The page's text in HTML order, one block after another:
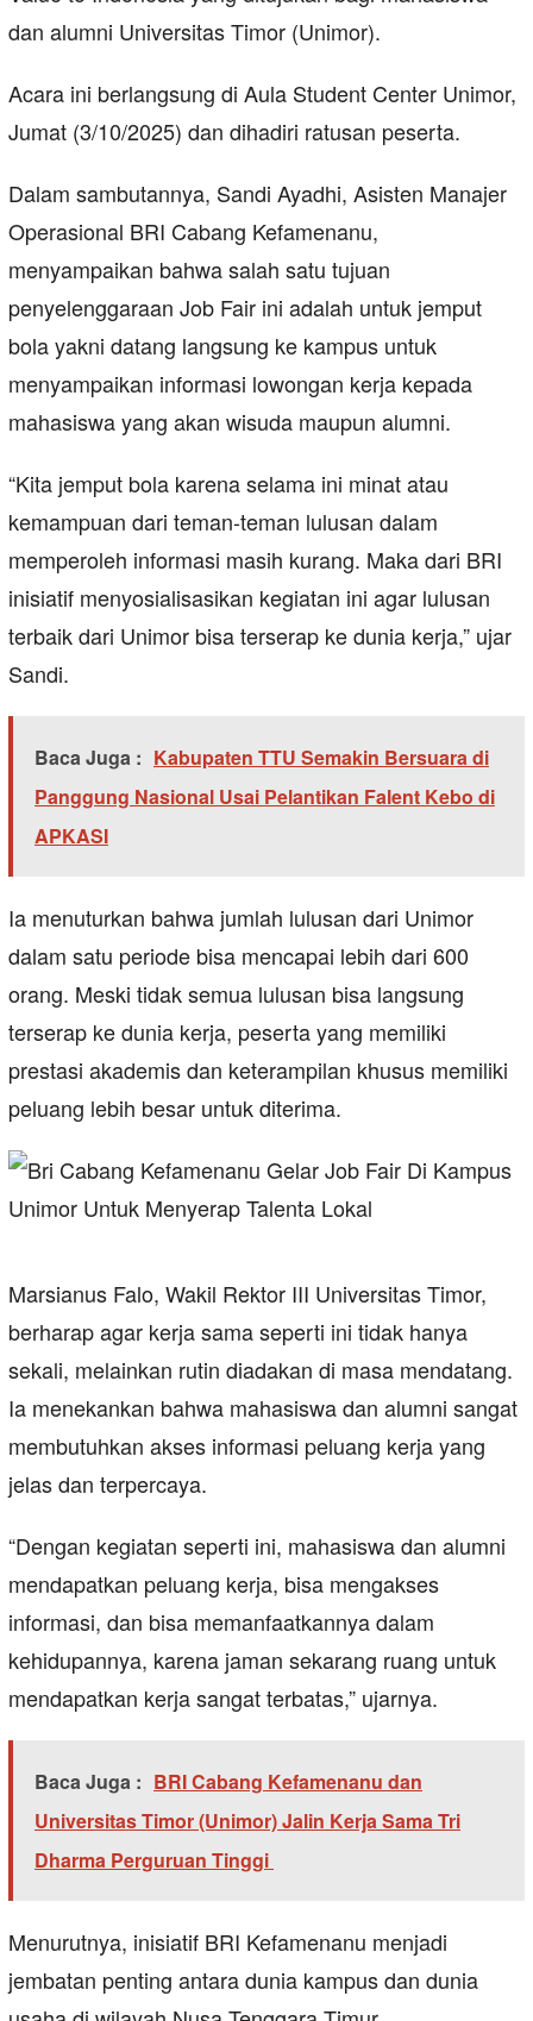
dan alumni Universitas Timor (Unimor).
Acara ini berlangsung di Aula Student Center Unimor,
Jumat (3/10/2025) dan dihadiri ratusan peserta.
Dalam sambutannya, Sandi Ayadhi, Asisten Manajer
Operasional BRI Cabang Kefamenanu,
menyampaikan bahwa salah satu tujuan
penyelenggaraan Job Fair ini adalah untuk jemput
bola yakni datang langsung ke kampus untuk
menyampaikan informasi lowongan kerja kepada
mahasiswa yang akan wisuda maupun alumni.
“Kita jemput bola karena selama ini minat atau
kemampuan dari teman-teman lulusan dalam
memperoleh informasi masih kurang. Maka dari BRI
inisiatif menyosialisasikan kegiatan ini agar lulusan
terbaik dari Unimor bisa terserap ke dunia kerja,” ujar
Sandi.
Baca Juga : Kabupaten TTU Semakin Bersuara di
Panggung Nasional Usai Pelantikan Falent Kebo di
APKASI
Ia menuturkan bahwa jumlah lulusan dari Unimor
dalam satu periode bisa mencapai lebih dari 600
orang. Meski tidak semua lulusan bisa langsung
terserap ke dunia kerja, peserta yang memiliki
prestasi akademis dan keterampilan khusus memiliki
peluang lebih besar untuk diterima.
Marsianus Falo, Wakil Rektor III Universitas Timor,
berharap agar kerja sama seperti ini tidak hanya
sekali, melainkan rutin diadakan di masa mendatang.
Ia menekankan bahwa mahasiswa dan alumni sangat
membutuhkan akses informasi peluang kerja yang
jelas dan terpercaya.
“Dengan kegiatan seperti ini, mahasiswa dan alumni
mendapatkan peluang kerja, bisa mengakses
informasi, dan bisa memanfaatkannya dalam
kehidupannya, karena jaman sekarang ruang untuk
mendapatkan kerja sangat terbatas,” ujarnya.
Baca Juga : BRI Cabang Kefamenanu dan
Universitas Timor (Unimor) Jalin Kerja Sama Tri
Dharma Perguruan Tinggi
Menurutnya, inisiatif BRI Kefamenanu menjadi
jembatan penting antara dunia kampus dan dunia